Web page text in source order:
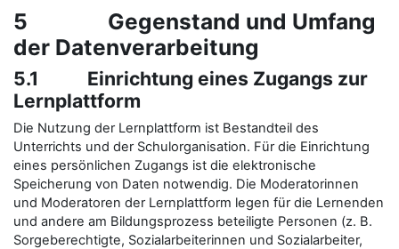
5 Gegenstand und Umfang
der Datenverarbeitung
5.1 Einrichtung eines Zugangs zur
Lernplattform
Die Nutzung der Lernplattform ist Bestandteil des
Unterrichts und der Schulorganisation. Für die Einrichtung
eines persönlichen Zugangs ist die elektronische
Speicherung von Daten notwendig. Die Moderatorinnen
und Moderatoren der Lernplattform legen für die Lernenden
und andere am Bildungsprozess beteiligte Personen (z. B.
Sorgeberechtigte, Sozialarbeiterinnen und Sozialarbeiter,